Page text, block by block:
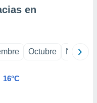
en
Octubre
16°C